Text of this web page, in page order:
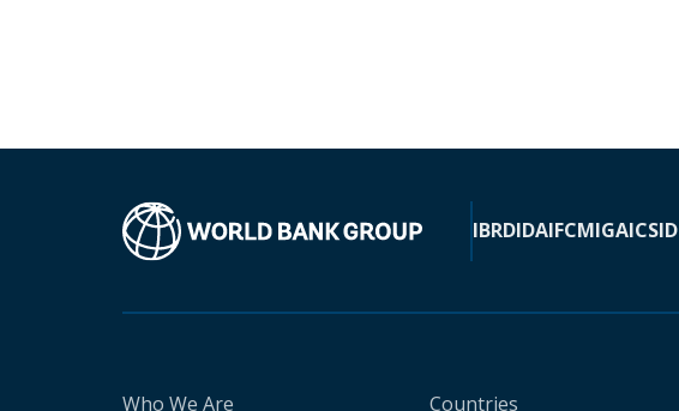
IBRDIDAIFCMIGAICSID
Who We Are
Countries